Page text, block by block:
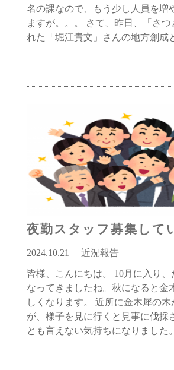
名の課なので、もう少し人員を増
ますが。。。 さて、昨日、「さ
れた「堀江貴文」さんの地方創
夜勤スタッフ募集して
2024.10.21 近況報告
皆様、こんにちは。 10月に入り、
なってきましたね。秋になると金
しくなります。 近所に金木犀の
が、様子を見に行くと見事に伐採
とも言えない気持ちになりまし